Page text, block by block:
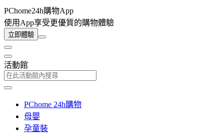
PChome24h購物App
使用App享受更優質的購物體驗
立即體驗
活動館
PChome 24h購物
母嬰
孕童裝